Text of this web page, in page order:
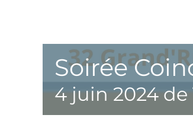
Soirée
4 juin 2024 de